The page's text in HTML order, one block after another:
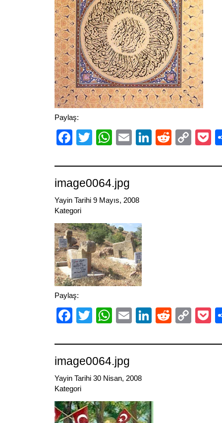
Paylaş:
Facebook
TwitterWhatsApp
EmailLinkedIn
Reddit
image0064.jpg
Yayin Tarihi 9 Mayıs, 2008
Kategori
Paylaş:
Facebook
TwitterWhatsApp
EmailLinkedIn
Reddit
image0064.jpg
Yayin Tarihi 30 Nisan, 2008
Kategori